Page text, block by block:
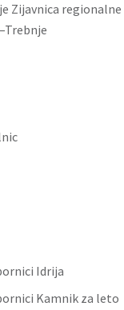
Zijavnica regionalne
Idrija
Kamnik za leto